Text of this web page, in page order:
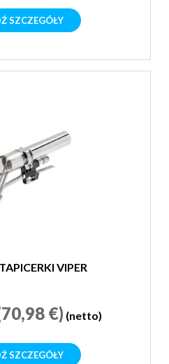
SZCZEGÓŁY
VIPER
€) (netto)
SZCZEGÓŁY